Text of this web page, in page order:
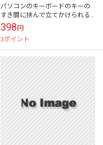
パソコンのキーボードのキーの
すき間に挟んで立てかけられる
かわいい伝言メモ ハイモジモ
ジ Deng On\"Penguin\"
398円
3ポイント